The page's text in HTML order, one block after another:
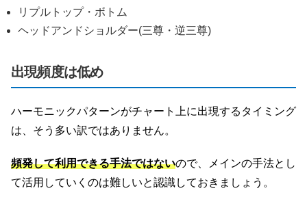
リプルトップ・ボトム
ヘッドアンドショルダー(三尊・逆三尊)
出現頻度は低め
ハーモニックパターンがチャート上に出現するタイミング
は、そう多い訳ではありません。
頻発して利用できる手法ではないので、メインの手法とし
て活用していくのは難しいと認識しておきましょう。